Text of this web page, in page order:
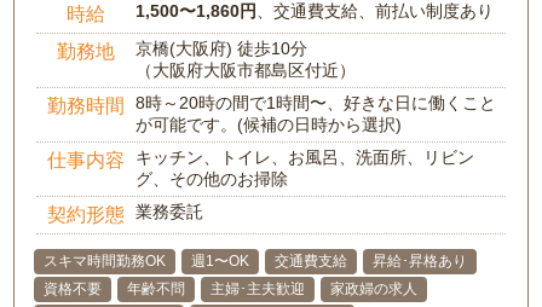
時給 1,500〜1,860円、交通費支給、前払い制度あり
勤務地
京橋(大阪府) 徒歩10分
（大阪府大阪市都島区付近）
勤務時間
8時～20時の間で1時間〜、好きな日に働くこと
が可能です。(候補の日時から選択)
仕事内容
キッチン、トイレ、お風呂、洗面所、リビン
グ、その他のお掃除
契約形態 業務委託
スキマ時間勤務OK 週1〜OK 交通費支給
昇給･昇格あり
資格不要
年齢不問 主婦･主夫歓迎
家政婦の求人